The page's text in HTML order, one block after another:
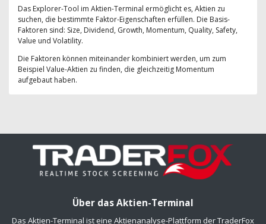
Das Explorer-Tool im Aktien-Terminal ermöglicht es, Aktien zu
suchen, die bestimmte Faktor-Eigenschaften erfüllen. Die Basis-
Faktoren sind: Size, Dividend, Growth, Momentum, Quality, Safety,
Value und Volatility.
Die Faktoren können miteinander kombiniert werden, um zum
Beispiel Value-Aktien zu finden, die gleichzeitig Momentum
aufgebaut haben.
Über das Aktien-Terminal
Das Aktien-Terminal ist eine Aktienanalyse-Plattform der TraderFox